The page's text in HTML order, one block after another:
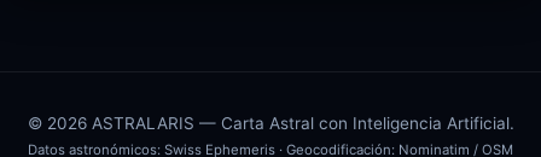
© 2026 ASTRALARIS — Carta Astral con Inteligencia Artificial.
Datos astronómicos: Swiss Ephemeris · Geocodificación: Nominatim / OSM